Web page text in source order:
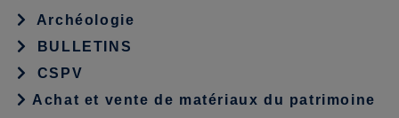
Archéologie
BULLETINS
CSPV
Achat et vente de matériaux du patrimoine